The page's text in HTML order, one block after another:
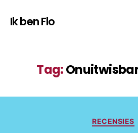
Ik ben Flo
Tag:
RECENSIES